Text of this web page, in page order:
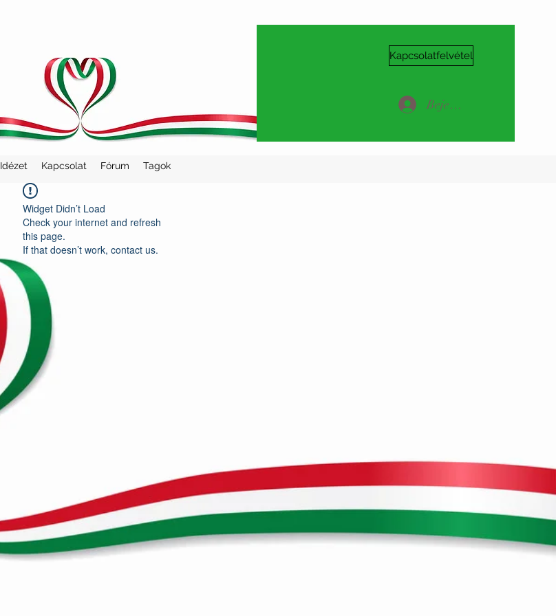
Kapcsolatfelvétel
Bejelentkezés
Idézet Kapcsolat Fórum Tagok
Widget Didn’t Load
Check your internet and refresh
this page.
If that doesn’t work, contact us.